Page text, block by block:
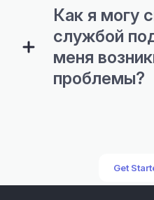
Как я могу
службой
меня
проблемы?
Get